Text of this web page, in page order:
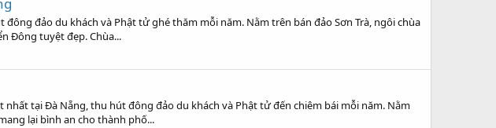
đảo du khách và Phật tử ghé thăm mỗi năm. Nằm trên bán đảo Sơn Trà, ngôi chùa
Đông tuyệt đẹp. Chùa...
tại Đà Nẵng, thu hút đông đảo du khách và Phật tử đến chiêm bái mỗi năm. Nằm
lại bình an cho thành phố...